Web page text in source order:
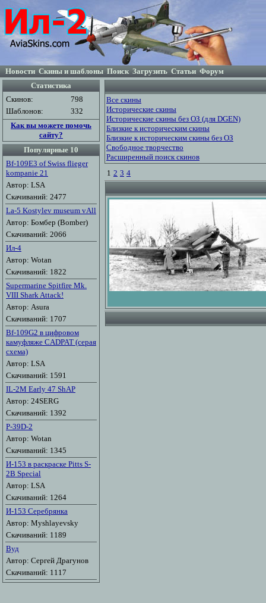
Новости Скины и шаблоны Поиск Загрузить Статьи Форум
Статистика
Скинов:
798
Шаблонов:
332
Как вы можете помочь
сайту?
Популярные 10
Bf-109E3 of Swiss flieger
kompanie 21
Автор: LSA
Скачиваний: 2477
La-5 Kostylev museum vAll
Автор: Бомбер (Bomber)
Скачиваний: 2066
Ил-4
Автор: Wotan
Скачиваний: 1822
Supermarine Spitfire Mk.
VIII Shark Attack!
Автор: Asura
Скачиваний: 1707
Bf-109G2 в цифровом
камуфляже CADPAT (серая
схема)
Автор: LSA
Скачиваний: 1591
IL-2M Early 47 ShAP
Автор: 24SERG
Скачиваний: 1392
P-39D-2
Автор: Wotan
Скачиваний: 1345
И-153 в раскраске Pitts S-
2B Special
Автор: LSA
Скачиваний: 1264
И-153 Серебрянка
Автор: Myshlayevsky
Скачиваний: 1189
Вуд
Автор: Сергей Драгунов
Скачиваний: 1117
Все скины
Исторические скины
Исторические скины без ОЗ (для DGEN)
Близкие к историческим скины
Близкие к историческим скины без ОЗ
Свободное творчество
Расширенный поиск скинов
1 2 3 4